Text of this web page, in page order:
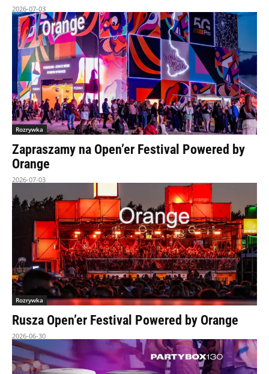
2026-07-03
Rozrywka
Zapraszamy na Open’er Festival Powered by
Orange
2026-07-03
Rozrywka
Rusza Open’er Festival Powered by Orange
2026-06-30